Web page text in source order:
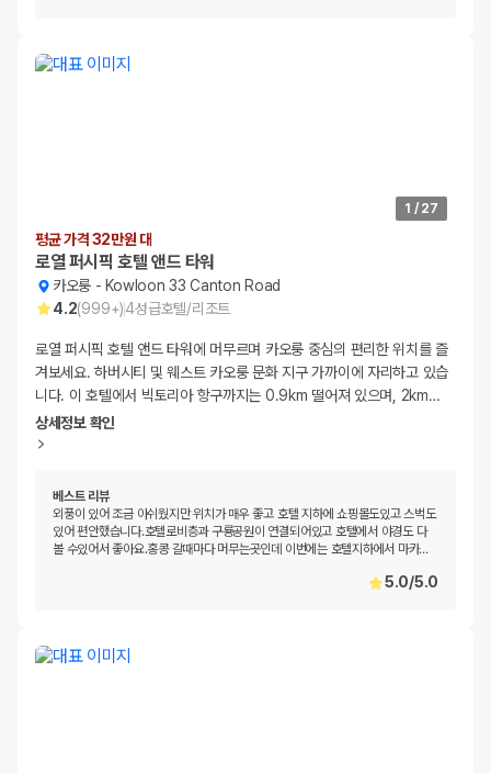
1 / 27
평균 가격 32만원 대
로열 퍼시픽 호텔 앤드 타워
카오룽 - Kowloon 33 Canton Road
4.2(999+)4성급호텔/리조트
로열 퍼시픽 호텔 앤드 타워에 머무르며 카오룽 중심의 편리한 위치를 즐
겨보세요. 하버시티 및 웨스트 카오룽 문화 지구 가까이에 자리하고 있습
니다. 이 호텔에서 빅토리아 항구까지는 0.9km 떨어져 있으며, 2km…
상세정보 확인
베스트 리뷰
외풍이 있어 조금 아쉬웠지만 위치가 매우 좋고 호텔 지하에 쇼핑몰도있고 스벅도
있어 편안했습니다.호텔로비층과 구룡공원이 연결되어있고 호텔에서 야경도 다
볼 수있어서 좋아요.홍콩 갈때마다 머무는곳인데 이번에는 호텔지하에서 마카…
5.0/5.0